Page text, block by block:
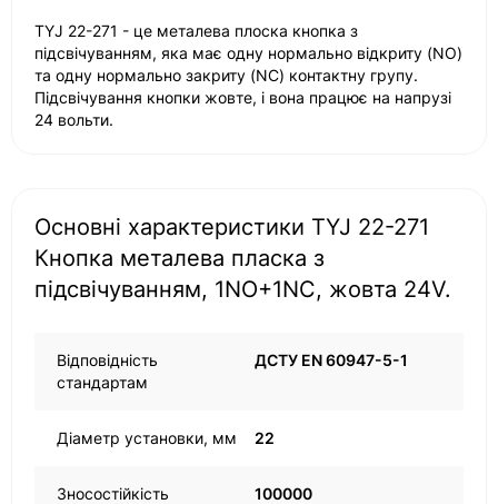
TYJ 22-271 - це металева плоска кнопка з
підсвічуванням, яка має одну нормально відкриту (NO)
та одну нормально закриту (NC) контактну групу.
Підсвічування кнопки жовте, і вона працює на напрузі
24 вольти.
Основні характеристики TYJ 22-271
Кнопка металева пласка з
підсвічуванням, 1NO+1NC, жовта 24V.
Відповідність
стандартам
ДСТУ EN 60947-5-1
Діаметр установки, мм 22
Зносостійкість
100000